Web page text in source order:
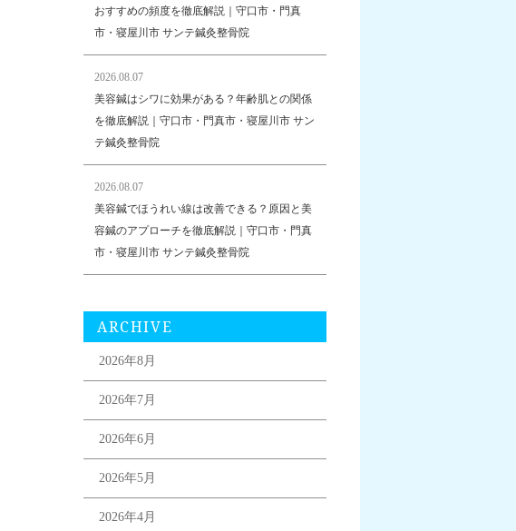
おすすめの頻度を徹底解説｜守口市・門真
市・寝屋川市 サンテ鍼灸整骨院
2026.08.07
美容鍼はシワに効果がある？年齢肌との関係
を徹底解説｜守口市・門真市・寝屋川市 サン
テ鍼灸整骨院
2026.08.07
美容鍼でほうれい線は改善できる？原因と美
容鍼のアプローチを徹底解説｜守口市・門真
市・寝屋川市 サンテ鍼灸整骨院
ARCHIVE
2026年8月
2026年7月
2026年6月
2026年5月
2026年4月